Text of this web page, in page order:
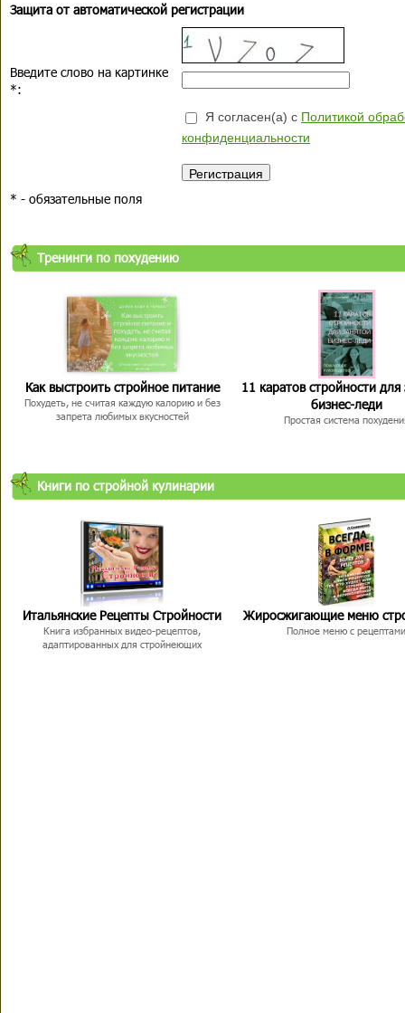
Защита от автоматической регистрации
Введите слово на картинке
*:
Я согласен(а) с Политикой
конфиденциальности
* - обязательные поля
Тренинги по похудению
Как выстроить стройное питание
Похудеть, не считая каждую калорию и без
запрета любимых вкусностей
11 каратов стройности для
бизнес-леди
Простая система
Книги по стройной кулинарии
Итальянские Рецепты Стройности
Книга избранных видео-рецептов,
адаптированных для стройнеющих
Жиросжигающие меню
Полное меню с рецептами